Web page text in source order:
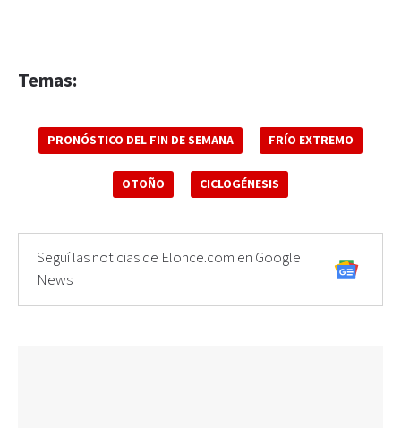
Temas:
PRONÓSTICO DEL FIN DE SEMANA FRÍO EXTREMO
OTOÑO CICLOGÉNESIS
Seguí las noticias de Elonce.com en Google
News